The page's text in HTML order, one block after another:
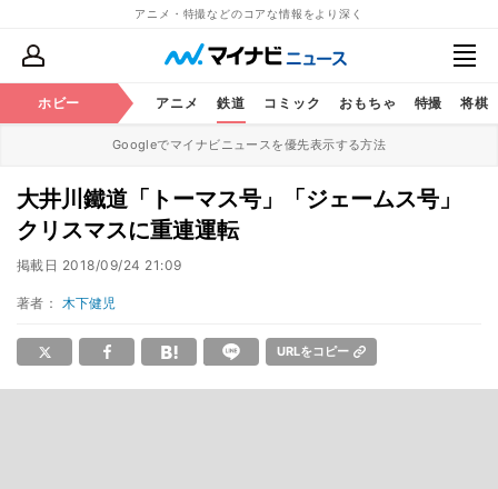
アニメ・特撮などのコアな情報をより深く
ホビー アニメ 鉄道 コミック おもちゃ 特撮 将棋
Googleでマイナビニュースを優先表示する方法
大井川鐵道「トーマス号」「ジェームス号」
クリスマスに重連運転
掲載日 2018/09/24 21:09
著者： 木下健児
URLをコピー